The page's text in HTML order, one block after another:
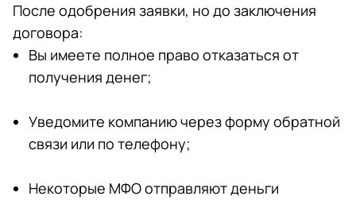
После одобрения заявки, но до заключения
договора:
Вы имеете полное право отказаться от
получения денег;
Уведомите компанию через форму обратной
связи или по телефону;
Некоторые МФО отправляют деньги